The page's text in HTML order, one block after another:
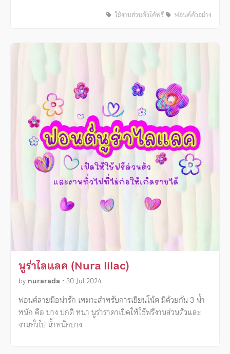
ใช้งานส่วนตัวได้ฟรี ฟอนต์ตัวอย่าง
นูร่าไลแลค (Nura lilac)
by nurarada • 30 Jul 2024
ฟอนต์ลายมือน่ารัก เหมาะสำหรับการเขียนโน้ต มีด้วยกัน 3 น้ำ
หนัก คือ บาง ปกติ หนา นูร่าราดาเปิดให้ใช้ฟรีงานส่วนตัวและ
งานทั่วไป น้ำหนักบาง